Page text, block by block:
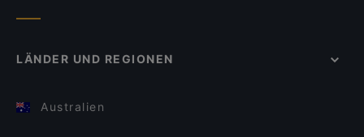
LÄNDER UND REGIONEN
Australien